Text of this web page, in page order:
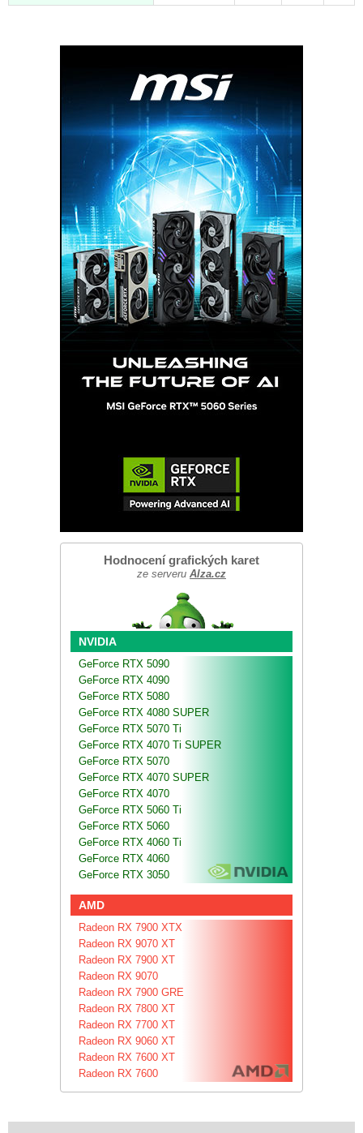
Hodnocení grafických karet
ze serveru Alza.cz
NVIDIA
GeForce RTX 5090
GeForce RTX 4090
GeForce RTX 5080
GeForce RTX 4080 SUPER
GeForce RTX 5070 Ti
GeForce RTX 4070 Ti SUPER
GeForce RTX 5070
GeForce RTX 4070 SUPER
GeForce RTX 4070
GeForce RTX 5060 Ti
GeForce RTX 5060
GeForce RTX 4060 Ti
GeForce RTX 4060
GeForce RTX 3050
AMD
Radeon RX 7900 XTX
Radeon RX 9070 XT
Radeon RX 7900 XT
Radeon RX 9070
Radeon RX 7900 GRE
Radeon RX 7800 XT
Radeon RX 7700 XT
Radeon RX 9060 XT
Radeon RX 7600 XT
Radeon RX 7600